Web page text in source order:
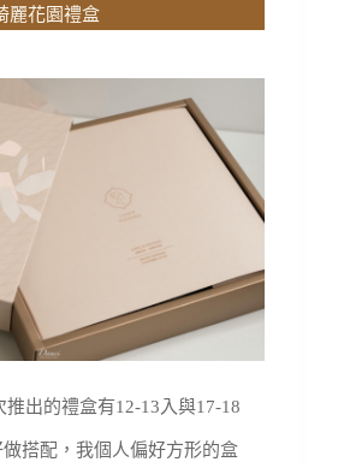
麗花園禮盒
推出的禮盒有12-13入與17-18
搭配，我個人偏好方形的盒